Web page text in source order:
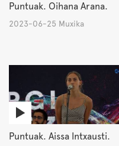
Puntuak. Oihana Arana.
2023-06-25 Muxika
Puntuak. Aissa Intxausti.